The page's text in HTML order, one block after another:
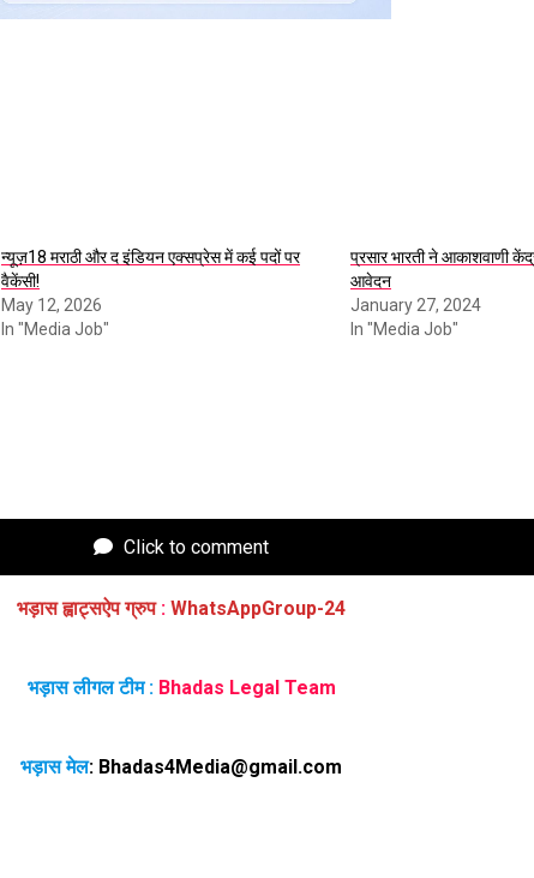
न्यूज़18 मराठी और द इंडियन एक्सप्रेस में कई पदों पर
वैकेंसी!
May 12, 2026
In "Media Job"
प्रसार भारती ने आकाशवाणी
आवेदन
January 27, 2024
In "Media Job"
Click to comment
भड़ास ह्वाट्सऐप ग्रुप : WhatsAppGroup-24
भड़ास लीगल टीम : Bhadas Legal Team
भड़ास मेल: Bhadas4Media@gmail.com